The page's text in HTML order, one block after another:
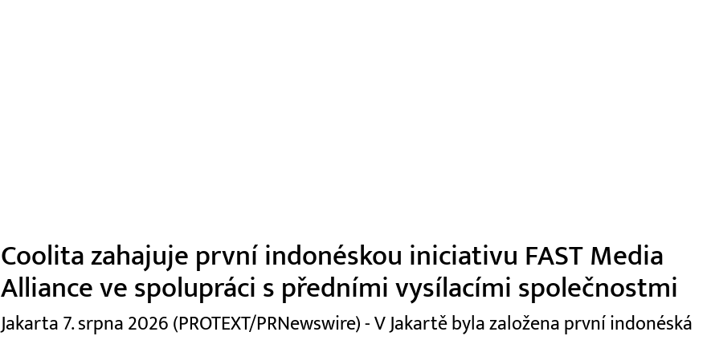
Coolita zahajuje první indonéskou iniciativu FAST Media
Alliance ve spolupráci s předními vysílacími společnostmi
Jakarta 7. srpna 2026 (PROTEXT/PRNewswire) - V Jakartě byla založena první indonéská